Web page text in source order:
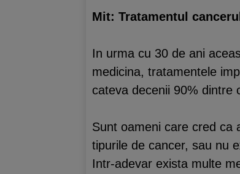
Mit: Tratamentul
In urma cu 30 de ani
medicina, tratamentele
cateva decenii 90% dintre
Sunt oameni care cred ca
tipurile de cancer, sau nu
Intr-adevar exista multe